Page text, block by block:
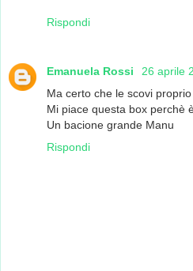
Rispondi
Emanuela Rossi
26 aprile
Ma certo che le scovi
Mi piace questa box perchè
Un bacione grande Manu
Rispondi